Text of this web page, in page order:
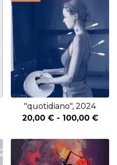
"quotidiano", 2024
20,00 €- 100,00 €